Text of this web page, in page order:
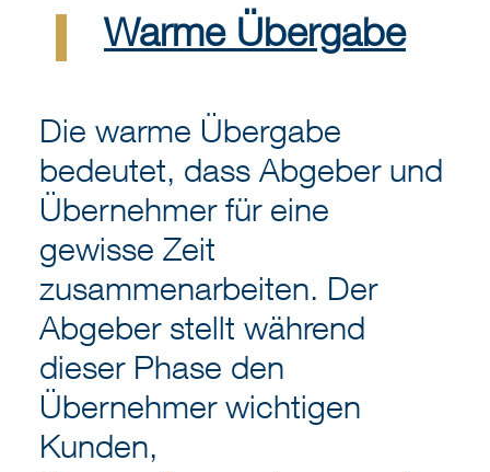
Warme Übergabe
Die warme Übergabe
bedeutet, dass Abgeber und
Übernehmer für eine
gewisse Zeit
zusammenarbeiten. Der
Abgeber stellt während
dieser Phase den
Übernehmer wichtigen
Kunden,